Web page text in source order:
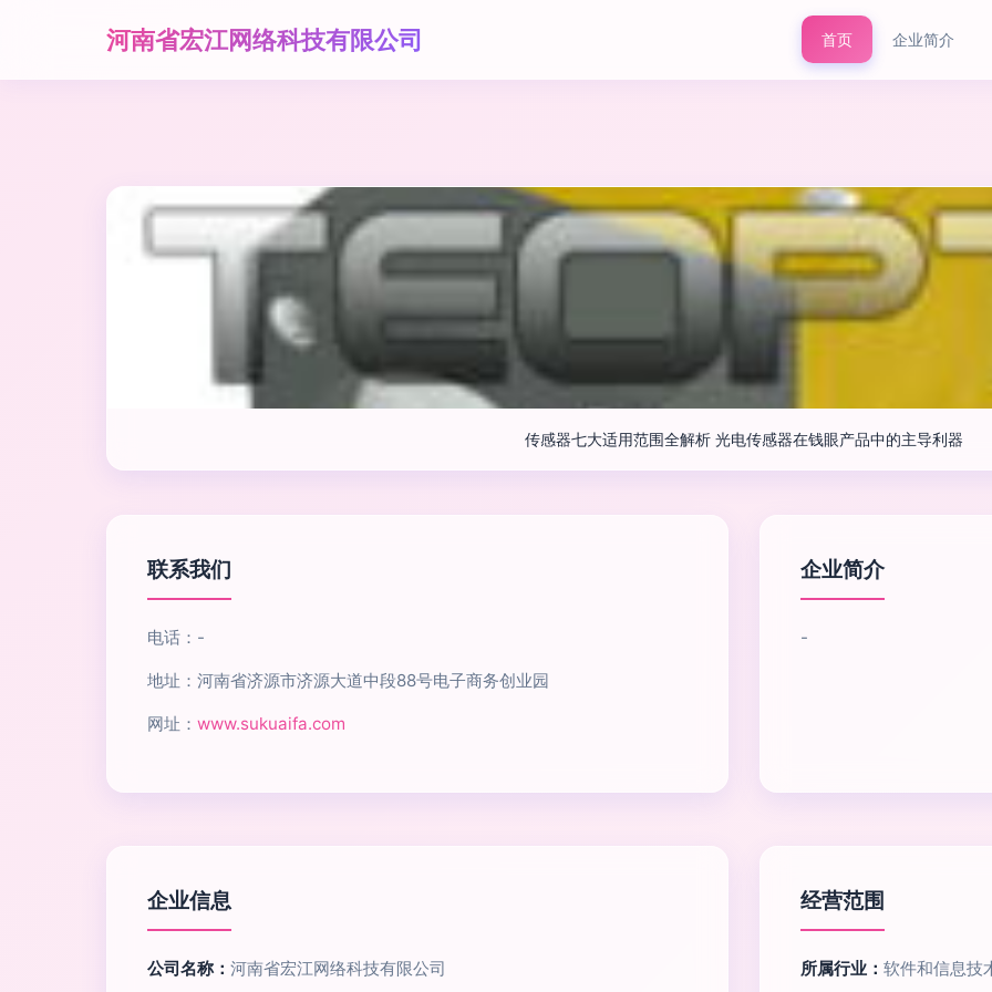
河南省宏江网络科技有限公司 首页 企业简介
传感器七大适用范围全解析 光电传感器在钱眼产品中的主导利器
联系我们
电话：-
地址：河南省济源市济源大道中段88号电子商务创业园
网址： www.sukuaifa.com
企业简介
-
企业信息
公司名称： 河南省宏江网络科技有限公司
经营范围
所属行业： 软件和信息技